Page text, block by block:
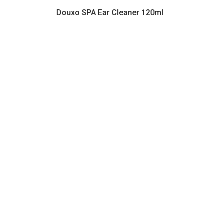
Douxo SPA Ear Cleaner 120ml